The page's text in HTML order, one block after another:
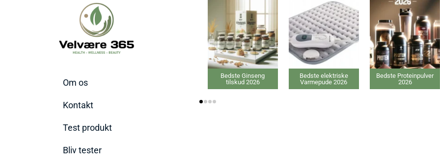
Om os
Kontakt
Test produkt
Bliv tester
Bedste Ginseng
tilskud 2026
Bedste elektriske
Varmepude 2026
Bedste Proteinpulver
2026